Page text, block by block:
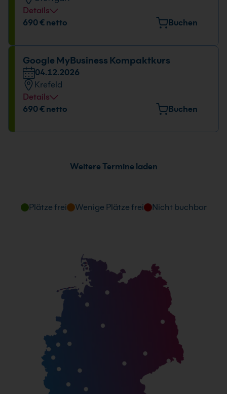
09:00 - 16:00 Uhr
Details
Veranstaltungsort
Datum und Uhrzeit
09.10.2026
09:00 - 16:00 Uhr
690 € netto Buchen
Google MyBusiness Kompaktkurs
04.12.2026
Krefeld
Details
Veranstaltungsort
690 € netto Buchen
Weitere Termine laden
Plätze frei Wenige Plätze frei Nicht buchbar